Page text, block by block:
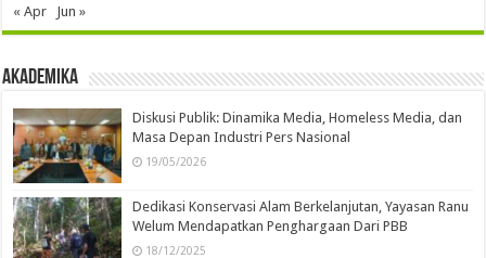
« Apr
Jun »
Akademika
Diskusi Publik: Dinamika Media, Homeless Media, dan
Masa Depan Industri Pers Nasional
19/05/2026
Dedikasi Konservasi Alam Berkelanjutan, Yayasan Ranu
Welum Mendapatkan Penghargaan Dari PBB
18/12/2025